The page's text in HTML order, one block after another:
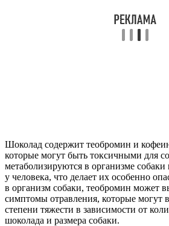
Шоколад содержит теобромин и
которые могут быть токсичными для
метаболизируются в организме собаки
у человека, что делает их особенно
в организм собаки, теобромин может
симптомы отравления, которые могут
степени тяжести в зависимости от
шоколада и размера собаки.